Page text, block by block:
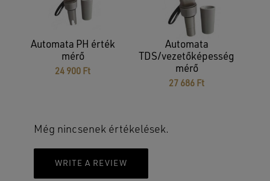
Automata PH érték
mérő
24 900 Ft
Automata
TDS/vezetőképesség
mérő
27 686 Ft
Még nincsenek értékelések.
WRITE A REVIEW